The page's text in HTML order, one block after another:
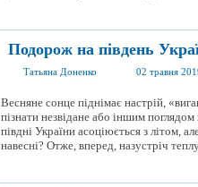
Подорож на південь
Татьяна Доненко 02 травня
Весняне сонце піднімає настрій,
пізнати незвідане або іншим
півдні України асоціюється з літом,
навесні? Отже, вперед, назустріч